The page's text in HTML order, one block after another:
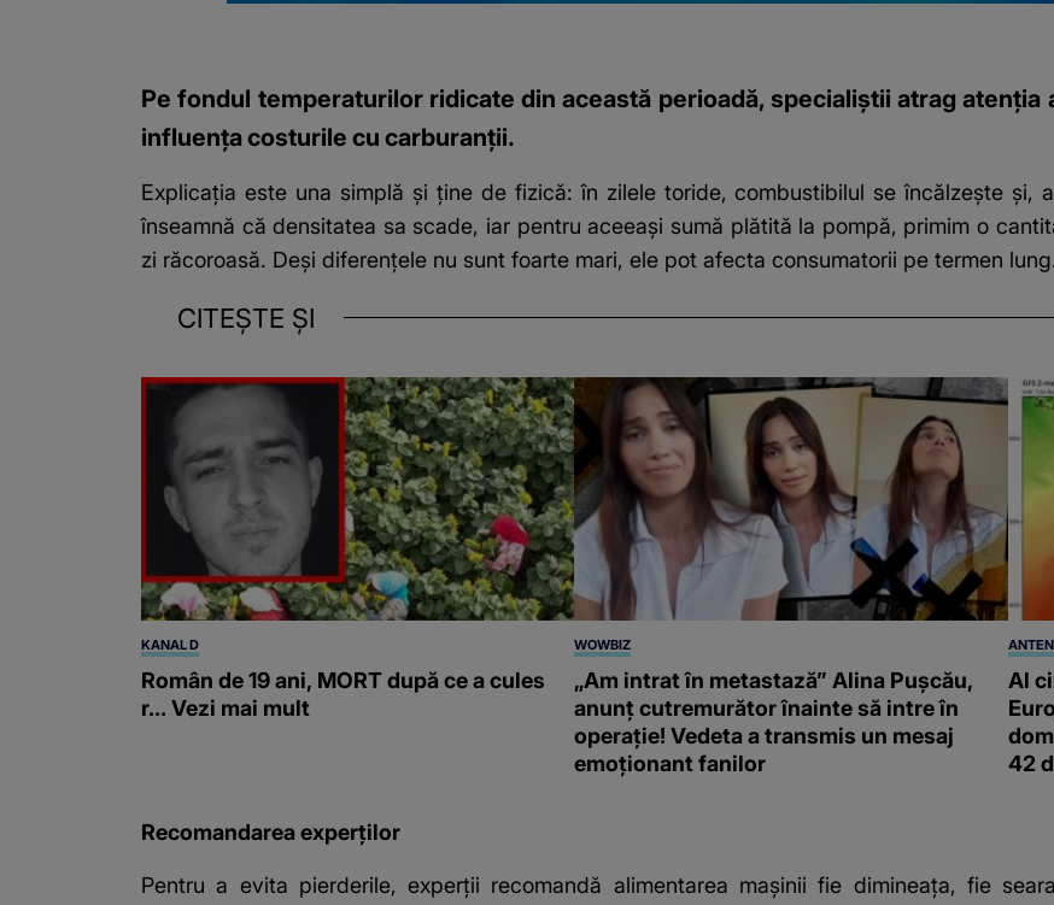
Pe fondul temperaturilor ridicate din această perioadă, specialiștii atrag atenția
influența costurile cu carburanții.
Explicația este una simplă și ține de fizică: în zilele toride, combustibilul se încălzește și,
înseamnă că densitatea sa scade, iar pentru aceeași sumă plătită la pompă, primim o
zi răcoroasă. Deși diferențele nu sunt foarte mari, ele pot afecta consumatorii pe termen
CITEȘTE ȘI
KANAL D
Român de 19 ani, MORT după ce a cules
r... Vezi mai mult
WOWBIZ
„Am intrat în metastază” Alina Pușcău,
anunț cutremurător înainte să intre în
operație! Vedeta a transmis un mesaj
emoționant fanilor
Al
42
Recomandarea experților
Pentru a evita pierderile, experții recomandă alimentarea mașinii fie dimineața, fie